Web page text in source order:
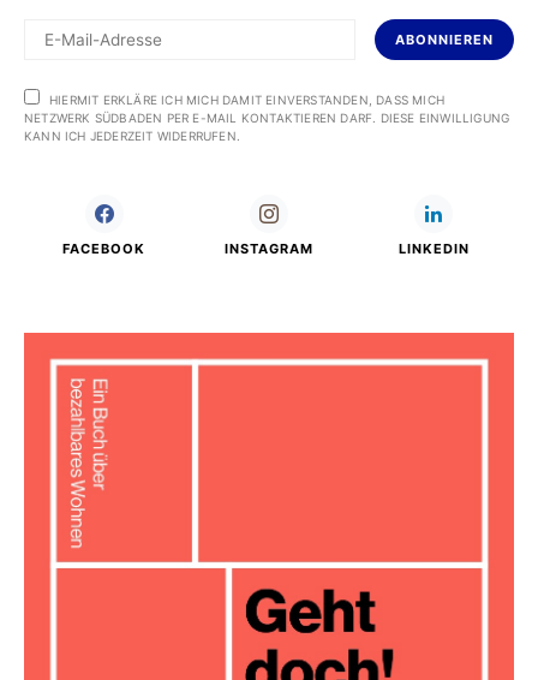
ABONNIEREN
HIERMIT ERKLÄRE ICH MICH DAMIT EINVERSTANDEN, DASS MICH
NETZWERK SÜDBADEN PER E-MAIL KONTAKTIEREN DARF. DIESE EINWILLIGUNG
KANN ICH JEDERZEIT WIDERRUFEN.
FACEBOOK INSTAGRAM LINKEDIN